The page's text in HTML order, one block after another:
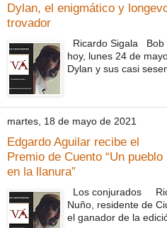
Dylan, el enigmático y
trovador
Ricardo Sigala Bob
hoy, lunes 24 de
Dylan y sus casi
martes, 18 de mayo de 2021
Edgardo Aguilar recibe el
Premio de Cuento “Un pueblo
en la llanura”
Los conjurados
Nuño, residente de
el ganador de la